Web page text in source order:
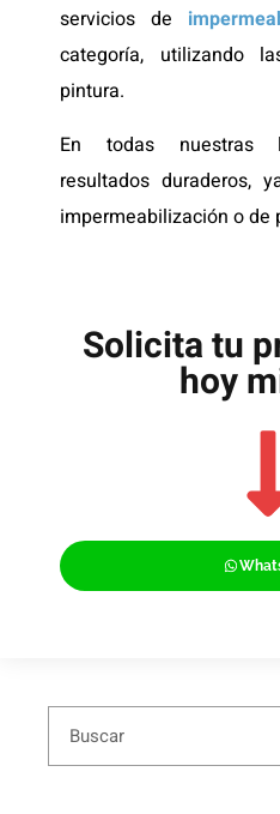
servicios de
categoría, utilizando
pintura.
En todas nuestras
resultados duraderos,
impermeabilización o de
Solicita tu
hoy